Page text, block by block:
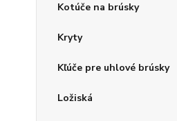
Kotúče na brúsky
Kryty
Kľúče pre uhlové brúsky
Ložiská